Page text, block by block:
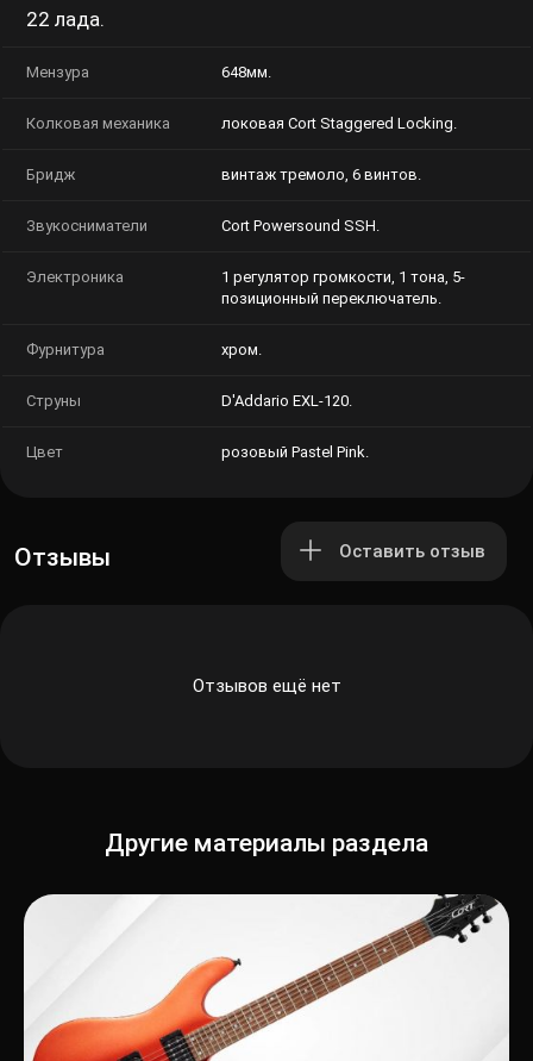
22 лада.
Мензура 648мм.
Колковая механика локовая Cort Staggered Locking.
Бридж винтаж тремоло, 6 винтов.
Звукосниматели Cort Powersound SSH.
Электроника
1 регулятор громкости, 1 тона, 5-
позиционный переключатель.
Фурнитура хром.
Струны D'Addario EXL-120.
Цвет розовый Pastel Pink.
Отзывы Оставить отзыв
Отзывов ещё нет
Другие материалы раздела